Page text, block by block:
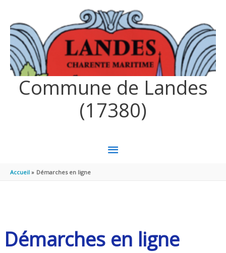
Commune de Landes
(17380)
MENU
Accueil Démarches en ligne
Démarches en ligne